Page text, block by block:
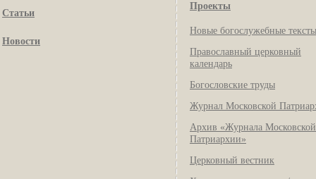
Статьи
Новости
Проекты
Новые богослужебные тексты
Православный церковный
календарь
Богословские труды
Журнал Московской
Архив «Журнала Московской
Патриархии»
Церковный вестник